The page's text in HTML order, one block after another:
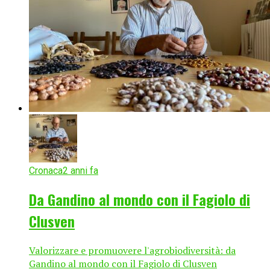
Cronaca2 anni fa
Da Gandino al mondo con il Fagiolo di
Clusven
Valorizzare e promuovere l'agrobiodiversità: da
Gandino al mondo con il Fagiolo di Clusven